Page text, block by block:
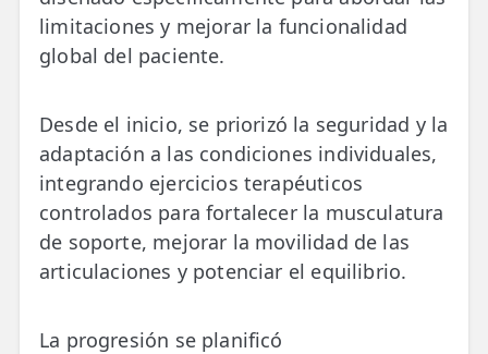
limitaciones y mejorar la funcionalidad
global del paciente.
Desde el inicio, se priorizó la seguridad y la
adaptación a las condiciones individuales,
integrando ejercicios terapéuticos
controlados para fortalecer la musculatura
de soporte, mejorar la movilidad de las
articulaciones y potenciar el equilibrio.
La progresión se planificó